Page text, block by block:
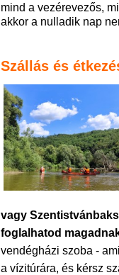
mind a vezérevezős,
akkor a nulladik nap
Szállás és
vagy
foglalhatod
vendégházi szoba -
a vízitúrára, és kérsz